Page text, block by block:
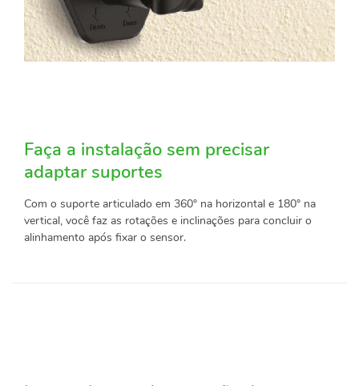
Faça a instalação sem precisar
adaptar suportes
Com o suporte articulado em 360° na horizontal e 180° na
vertical, você faz as rotações e inclinações para concluir o
alinhamento após fixar o sensor.